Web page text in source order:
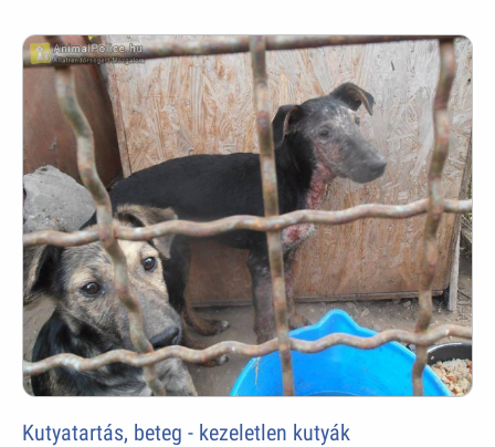
Kutyatartás, beteg - kezeletlen kutyák